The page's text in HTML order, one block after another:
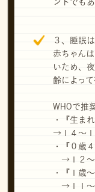
ントでもあ
３、睡眠
赤ちゃん
いため、
齢によっ
WHOで推
・『生ま
→１４〜１
・『０
→１２〜
・『１
→１１〜